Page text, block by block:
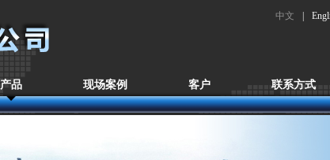
中文
产品 现场案例 客户 联系方式